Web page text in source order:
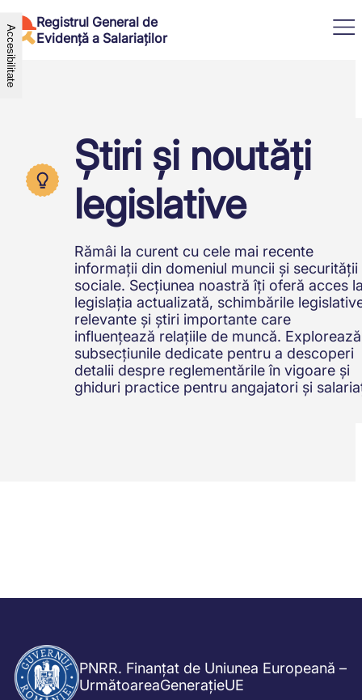
Registrul General de
Evidență a Salariaților
Informații angajator
Legislație în vigoare
Noutăți
Munca prin agentul de muncă
temporară
Codul muncii
Sancțiunea disciplinară
Muncă domestică vs Telemuncă
Detașarea transnațională în
cadrul prestării de servicii
Detalii încetare
Măsuri de protecție și condiții de
muncă pentru minori
Ajutor
Ghid Utilizare Aplicație Angajator
Ghid de utilizare – Aplicația
Salariat
Cum Accesez
Cum accesez Angajator
Cum Accesez Kiosk
Contact Inspecția Muncii
Suport Tehnic
Întrebări frecvente
Conectare
Aplicație salariat
Aplicație angajatori
RO
English (United States)
Română
Accesibilitate
Știri și noutăți
legislative
Rămâi la curent cu cele mai recente
informații din domeniul muncii și securității
sociale. Secțiunea noastră îți oferă acces
legislația actualizată, schimbările
relevante și știri importante care
influențează relațiile de muncă. Explorează
subsecțiunile dedicate pentru a descoperi
detalii despre reglementările în vigoare și
ghiduri practice pentru angajatori și
PNRR. Finanțat de Uniunea Europeană –
UrmătoareaGenerațieUE